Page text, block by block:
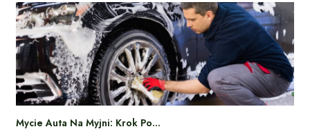
Mycie Auta Na Myjni: Krok Po…